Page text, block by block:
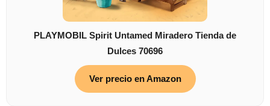
PLAYMOBIL Spirit Untamed Miradero Tienda de
Dulces 70696
Ver precio en Amazon